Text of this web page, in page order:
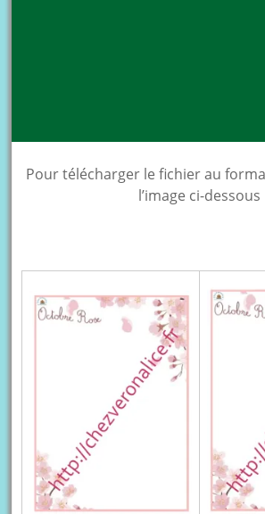
Pour télécharger le fichier au
l’image ci-dessous